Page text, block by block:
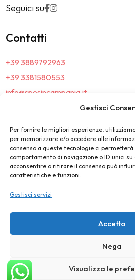
Gestisci
Per fornire le migliori esperienze,
per memorizzare e/o accedere alle
consenso a queste tecnologie ci
comportamento di navigazione o ID unici su
acconsentire o ritirare il consenso può
caratteristiche e funzioni.
Gestisci servizi
Accetta
Nega
Visualizza le
Seguici su
Contatti
+39 3889792963
+39 3381580553
info@sposincampania.it
sposincampania@pec.it
Link
Top100
News e Tendenze
Destination Wedding
©2025 SposIn